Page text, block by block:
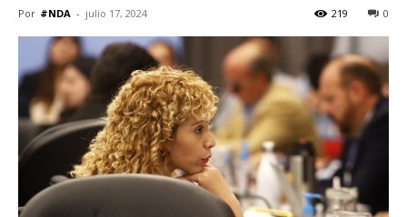
Por #NDA - julio 17, 2024 0
219